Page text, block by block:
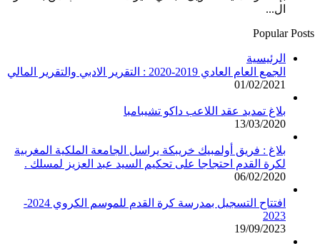
ال...
Popular Posts
الرئيسية
الجمع العام العادي 2019-2020 : التقرير الادبي والتقرير المالي
01/02/2021
بلاغ تمديد عقد اللاعب داكو تشيبامبا
13/03/2020
بلاغ : فريق أولمبيك خريبكة يراسل الجامعة الملكية المغربية
لكرة القدم احتجاجا على تحكيم السيد عبد العزيز لمسلك .
06/02/2020
افتتاح التسجيل بمدرسة كرة القدم للموسم الكروي 2024-
2023
19/09/2023